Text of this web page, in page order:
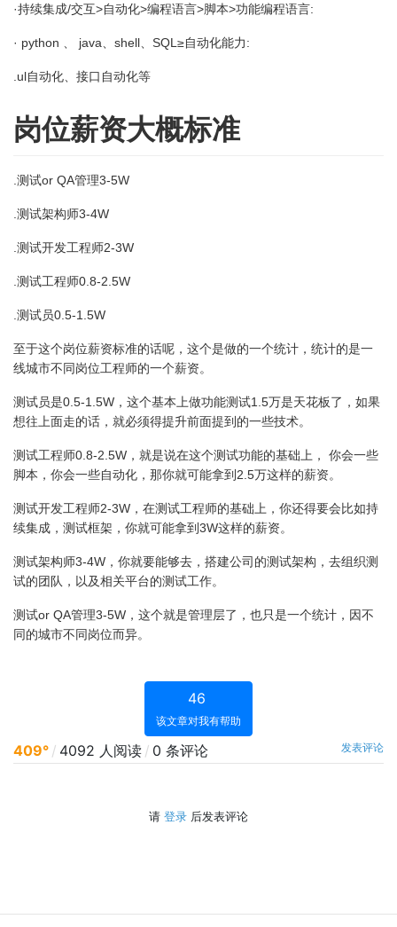
·持续集成/交互>自动化>编程语言>脚本>功能编程语言:
· python 、 java、shell、SQL≥自动化能力:
.ul自动化、接口自动化等
岗位薪资大概标准
.测试or QA管理3-5W
.测试架构师3-4W
.测试开发工程师2-3W
.测试工程师0.8-2.5W
.测试员0.5-1.5W
至于这个岗位薪资标准的话呢，这个是做的一个统计，统计的是一
线城市不同岗位工程师的一个薪资。
测试员是0.5-1.5W，这个基本上做功能测试1.5万是天花板了，如果
想往上面走的话，就必须得提升前面提到的一些技术。
测试工程师0.8-2.5W，就是说在这个测试功能的基础上， 你会一些
脚本，你会一些自动化，那你就可能拿到2.5万这样的薪资。
测试开发工程师2-3W，在测试工程师的基础上，你还得要会比如持
续集成，测试框架，你就可能拿到3W这样的薪资。
测试架构师3-4W，你就要能够去，搭建公司的测试架构，去组织测
试的团队，以及相关平台的测试工作。
测试or QA管理3-5W，这个就是管理层了，也只是一个统计，因不
同的城市不同岗位而异。
46
该文章对我有帮助
409° / 4092 人阅读 / 0 条评论 发表评论
请 登录 后发表评论